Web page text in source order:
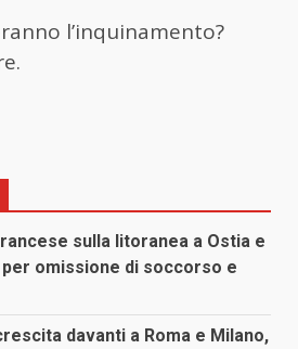
l’inquinamento?
sulla litoranea a Ostia e
omissione di soccorso e
davanti a Roma e Milano,